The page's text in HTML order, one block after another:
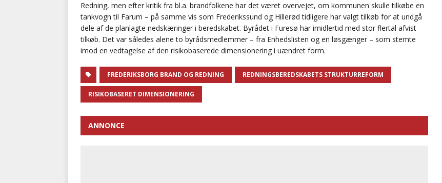
Redning, men efter kritik fra bl.a. brandfolkene har det været overvejet, om kommunen skulle tilkøbe en
tankvogn til Farum – på samme vis som Frederikssund og Hillerød tidligere har valgt tilkøb for at undgå
dele af de planlagte nedskæringer i beredskabet. Byrådet i Furesø har imidlertid med stor flertal afvist
tilkøb. Det var således alene to byrådsmedlemmer – fra Enhedslisten og en løsgænger – som stemte
imod en vedtagelse af den risikobaserede dimensionering i uændret form.
FREDERIKSBORG BRAND OG REDNING REDNINGSBEREDSKABETS STRUKTURREFORM
RISIKOBASERET DIMENSIONERING
ANNONCE